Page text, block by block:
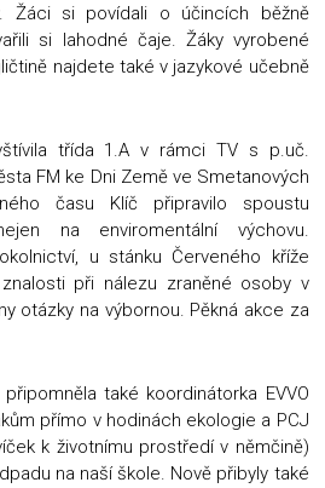
Žáci si povídali o účincích běžně
si lahodné čaje. Žáky vyrobené
najdete také v jazykové učebně
třída 1.A v rámci TV s p.uč.
FM ke Dni Země ve Smetanových
času Klíč připravilo spoustu
na enviromentální výchovu.
u stánku Červeného kříže
při nálezu zraněné osoby v
otázky na výbornou. Pěkná akce za
také koordinátorka EVVO
přímo v hodinách ekologie a PCJ
k životnímu prostředí v němčině)
na naší škole. Nově přibyly také